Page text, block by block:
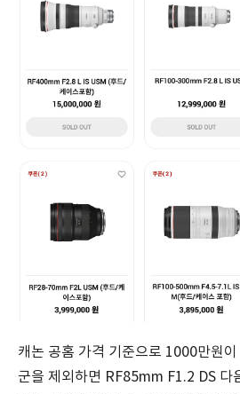
캐논 공홈 가격 기준으로 1000만원
군을 제외하면 RF85mm F1.2 DS 다